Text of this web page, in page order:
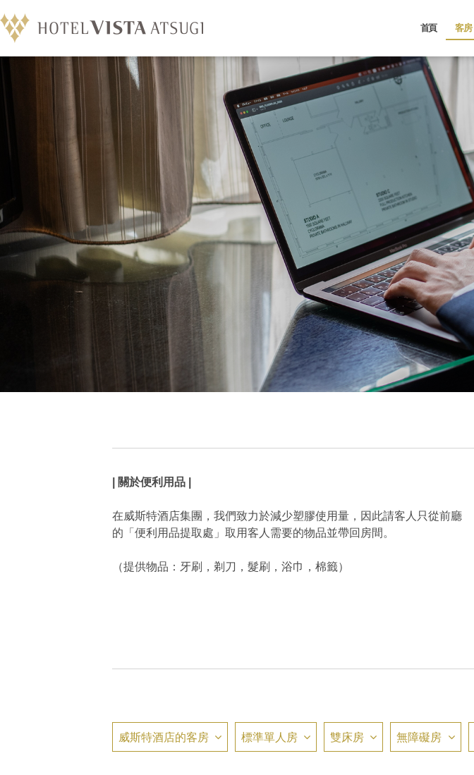
首頁 客房
| 關於便利用品 |
在威斯特酒店集團，我們致力於減少塑膠使用量，因此請客人只從前廳
的「便利用品提取處」取用客人需要的物品並帶回房間。
（提供物品：牙刷，剃刀，髮刷，浴巾，棉籤）
威斯特酒店的客房 標準單人房 雙床房 無障礙房